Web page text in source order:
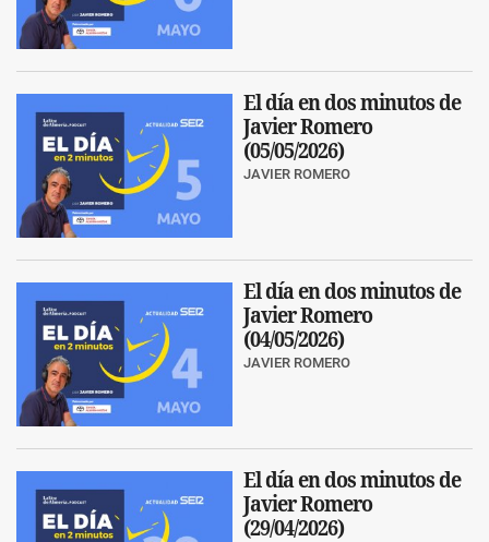
El día en dos minutos de
Javier Romero
(05/05/2026)
JAVIER ROMERO
El día en dos minutos de
Javier Romero
(04/05/2026)
JAVIER ROMERO
El día en dos minutos de
Javier Romero
(29/04/2026)